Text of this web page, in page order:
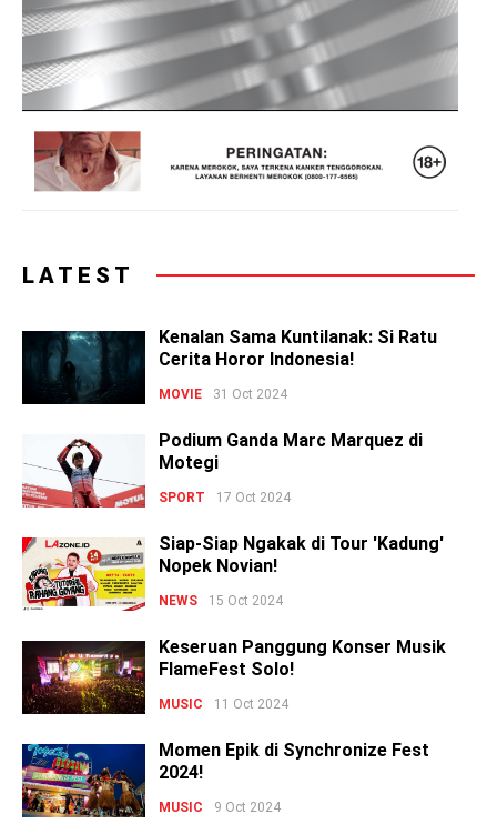
LATEST
Kenalan Sama Kuntilanak: Si Ratu
Cerita Horor Indonesia!
MOVIE 31 Oct 2024
Podium Ganda Marc Marquez di
Motegi
SPORT 17 Oct 2024
Siap-Siap Ngakak di Tour 'Kadung'
Nopek Novian!
NEWS 15 Oct 2024
Keseruan Panggung Konser Musik
FlameFest Solo!
MUSIC 11 Oct 2024
Momen Epik di Synchronize Fest
2024!
MUSIC 9 Oct 2024